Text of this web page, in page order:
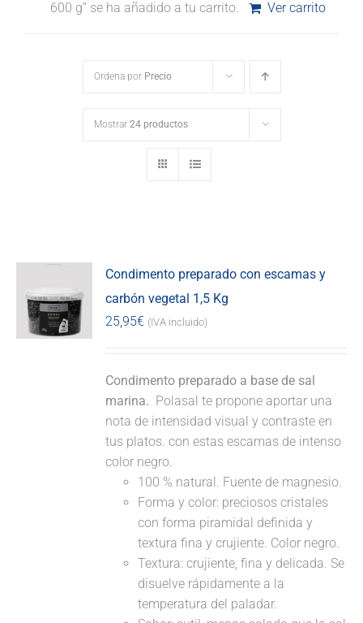
600 g” se ha añadido a tu carrito.
Ver carrito
Ordena por Precio
Mostrar 24 productos
Condimento preparado con escamas y
carbón vegetal 1,5 Kg
25,95€ (IVA incluido)
Condimento preparado a base de sal
marina. Polasal te propone aportar una
nota de intensidad visual y contraste en
tus platos. con estas escamas de intenso
color negro.
100 % natural. Fuente de magnesio.
Forma y color: preciosos cristales
con forma piramidal definida y
textura fina y crujiente. Color negro.
Textura: crujiente, fina y delicada. Se
disuelve rápidamente a la
temperatura del paladar.